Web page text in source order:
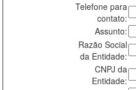
Telefone para
contato:
Assunto:
Razão Social
da Entidade:
CNPJ da
Entidade: